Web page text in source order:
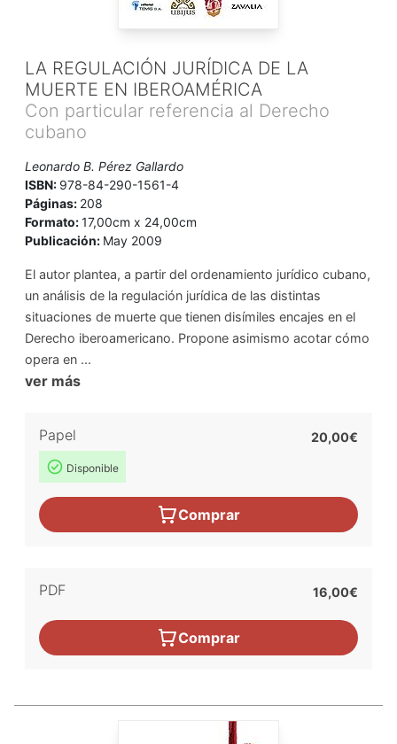
LA REGULACIÓN JURÍDICA DE LA
MUERTE EN IBEROAMÉRICA
Con particular referencia al Derecho
cubano
Leonardo B. Pérez Gallardo
ISBN: 978-84-290-1561-4
Páginas: 208
Formato:17,00cm x 24,00cm
Publicación: May 2009
El autor plantea, a partir del ordenamiento jurídico cubano,
un análisis de la regulación jurídica de las distintas
situaciones de muerte que tienen disímiles encajes en el
Derecho iberoamericano. Propone asimismo acotar cómo
opera en ...
ver más
Papel
Disponible
20,00€
Comprar
PDF 16,00€
Comprar